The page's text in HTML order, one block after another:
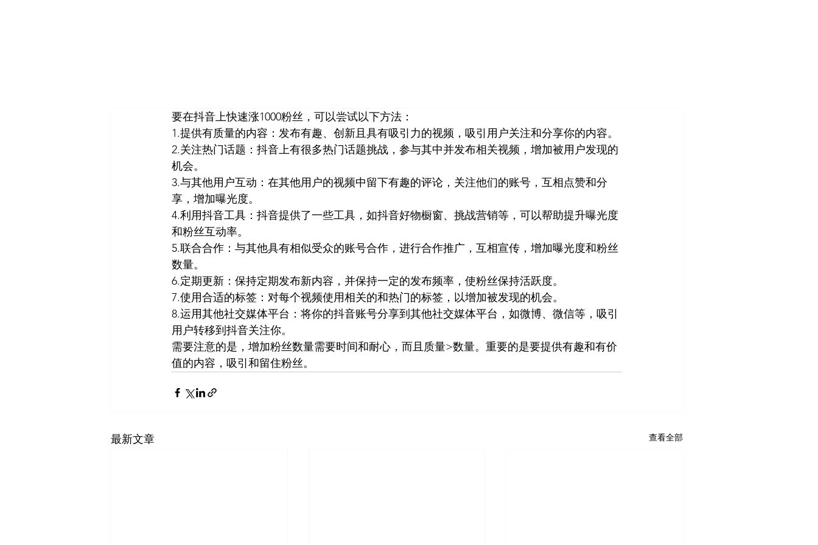
要在抖音上快速涨1000粉丝，可以尝试以下方法：
1.提供有质量的内容：发布有趣、创新且具有吸引力的视频，吸引用户关注和分享你的内容。
2.关注热门话题：抖音上有很多热门话题挑战，参与其中并发布相关视频，增加被用户发现的
机会。
3.与其他用户互动：在其他用户的视频中留下有趣的评论，关注他们的账号，互相点赞和分
享，增加曝光度。
4.利用抖音工具：抖音提供了一些工具，如抖音好物橱窗、挑战营销等，可以帮助提升曝光度
和粉丝互动率。
5.联合合作：与其他具有相似受众的账号合作，进行合作推广，互相宣传，增加曝光度和粉丝
数量。
6.定期更新：保持定期发布新内容，并保持一定的发布频率，使粉丝保持活跃度。
7.使用合适的标签：对每个视频使用相关的和热门的标签，以增加被发现的机会。
8.运用其他社交媒体平台：将你的抖音账号分享到其他社交媒体平台，如微博、微信等，吸引
用户转移到抖音关注你。
需要注意的是，增加粉丝数量需要时间和耐心，而且质量>数量。重要的是要提供有趣和有价
值的内容，吸引和留住粉丝。
最新文章 查看全部